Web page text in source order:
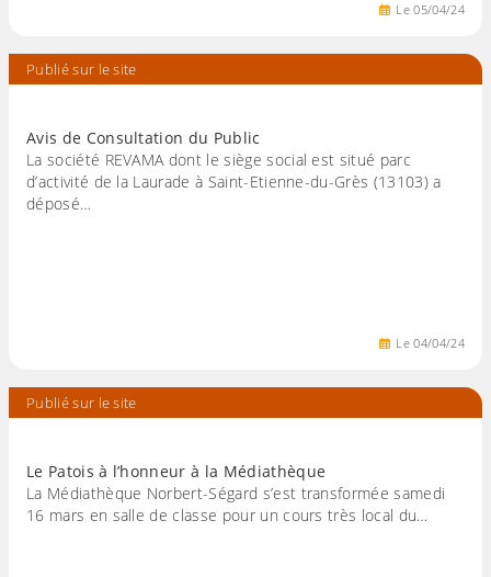
Le05/04/24
Publié sur le site
Avis de Consultation du Public
La société REVAMA dont le siège social est situé parc
d’activité de la Laurade à Saint-Etienne-du-Grès (13103) a
déposé…
Le04/04/24
Publié sur le site
Le Patois à l’honneur à la Médiathèque
La Médiathèque Norbert-Ségard s’est transformée samedi
16 mars en salle de classe pour un cours très local du…